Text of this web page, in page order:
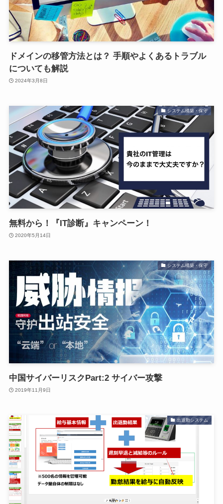
ドメインの移管方法とは？ 手順やよくあるトラブル
についても解説
2024年3月8日
システム構築・保守
無料から！『IT診断』キャンペーン！
2020年5月14日
システム構築・保守
中国サイバーリスクPart:2 サイバー攻撃
2019年11月9日
出退勤システム